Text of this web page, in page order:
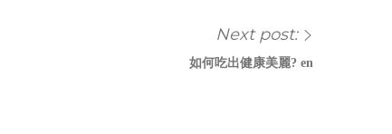
Next post:
如何吃出健康美麗? en